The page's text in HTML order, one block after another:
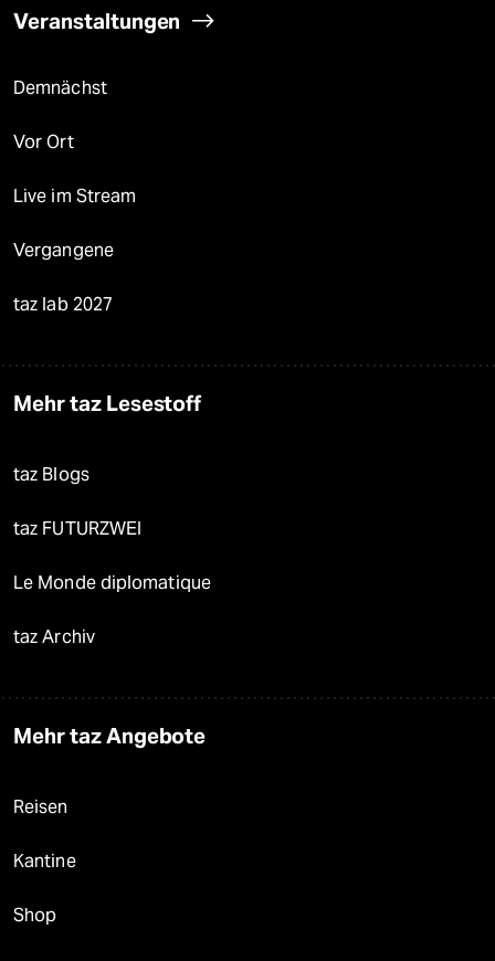
Veranstaltungen
Demnächst
Vor Ort
Live im Stream
Vergangene
taz lab 2027
Mehr taz Lesestoff
taz Blogs
taz FUTURZWEI
Le Monde diplomatique
taz Archiv
Mehr taz Angebote
Reisen
Kantine
Shop